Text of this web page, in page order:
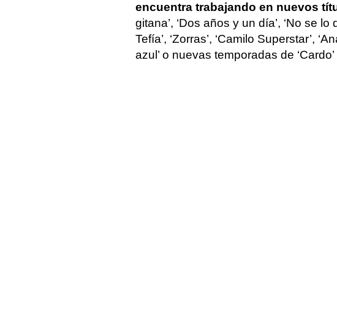
encuentra trabajando en nuevos
gitana’, ‘Dos años y un día’, ‘No se
Tefía’, ‘Zorras’, ‘Camilo Superstar’,
azul’ o nuevas temporadas de